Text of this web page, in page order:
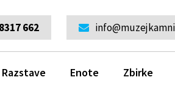
662
Razstave Enote Zbirke